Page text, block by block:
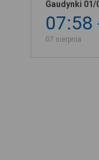
Gaudynki 01/
07:58
07 sierpnia